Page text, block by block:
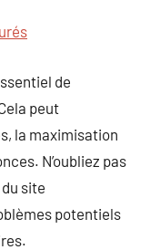
de
peut
la maximisation
N’oubliez pas
site
potentiels